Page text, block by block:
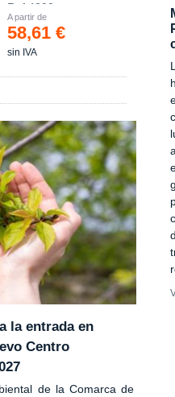
Ref.4200
A partir de
58,61 €
sin IVA
la entrada en
Centro
de la Comarca de